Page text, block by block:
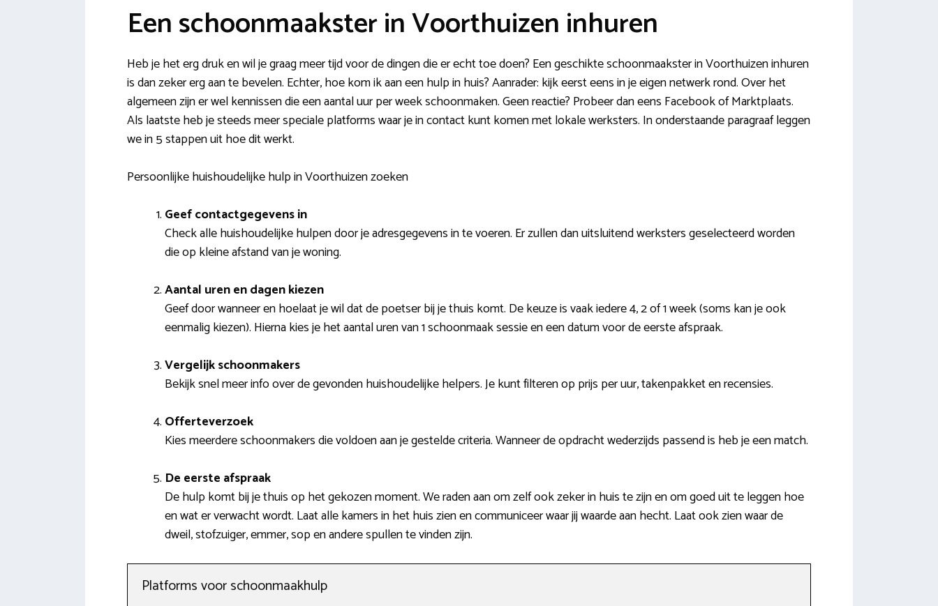
Een schoonmaakster in Voorthuizen inhuren
Heb je het erg druk en wil je graag meer tijd voor de dingen die er echt toe doen? Een geschikte schoonmaakster in Voorthuizen inhuren
is dan zeker erg aan te bevelen. Echter, hoe kom ik aan een hulp in huis? Aanrader: kijk eerst eens in je eigen netwerk rond. Over het
algemeen zijn er wel kennissen die een aantal uur per week schoonmaken. Geen reactie? Probeer dan eens Facebook of Marktplaats.
Als laatste heb je steeds meer speciale platforms waar je in contact kunt komen met lokale werksters. In onderstaande paragraaf leggen
we in 5 stappen uit hoe dit werkt.
Persoonlijke huishoudelijke hulp in Voorthuizen zoeken
Geef contactgegevens in
Check alle huishoudelijke hulpen door je adresgegevens in te voeren. Er zullen dan uitsluitend werksters geselecteerd worden
die op kleine afstand van je woning.
Aantal uren en dagen kiezen
Geef door wanneer en hoelaat je wil dat de poetser bij je thuis komt. De keuze is vaak iedere 4, 2 of 1 week (soms kan je ook
eenmalig kiezen). Hierna kies je het aantal uren van 1 schoonmaak sessie en een datum voor de eerste afspraak.
Vergelijk schoonmakers
Bekijk snel meer info over de gevonden huishoudelijke helpers. Je kunt filteren op prijs per uur, takenpakket en recensies.
Offerteverzoek
Kies meerdere schoonmakers die voldoen aan je gestelde criteria. Wanneer de opdracht wederzijds passend is heb je een match.
De eerste afspraak
De hulp komt bij je thuis op het gekozen moment. We raden aan om zelf ook zeker in huis te zijn en om goed uit te leggen hoe
en wat er verwacht wordt. Laat alle kamers in het huis zien en communiceer waar jij waarde aan hecht. Laat ook zien waar de
dweil, stofzuiger, emmer, sop en andere spullen te vinden zijn.
Platforms voor schoonmaakhulp